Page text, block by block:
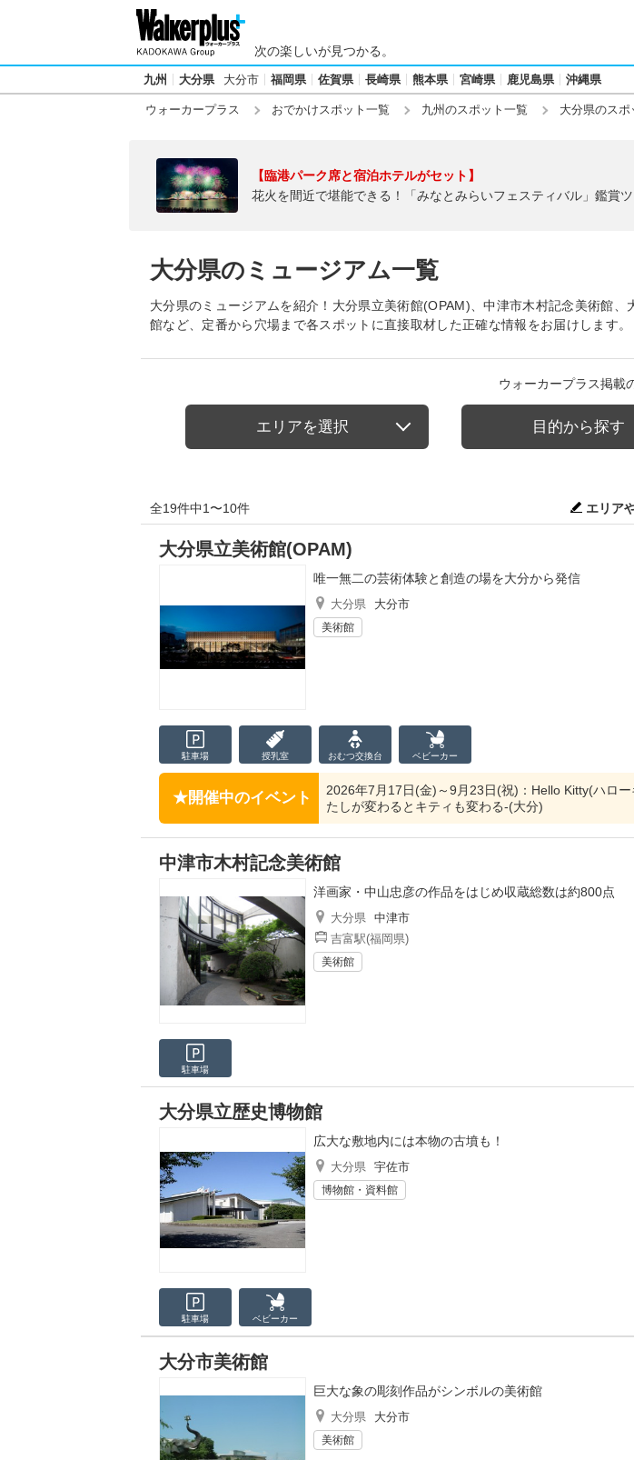
次の楽しいが見つかる。
九州 大分県 大分市 福岡県 佐賀県 長崎県 熊本県 宮崎県 鹿児島県 沖縄県
ウォーカープラス おでかけスポット一覧 九州のスポット一覧 大分県のスポ
【臨港パーク席と宿泊ホテルがセット】
花火を間近で堪能できる！「みなとみらいフェスティバル」鑑賞
大分県のミュージアム一覧
大分県のミュージアムを紹介！大分県立美術館(OPAM)、中津市木村記念美術館、
館など、定番から穴場まで各スポットに直接取材した正確な情報をお届けします。
ウォーカープラス掲載
エリアを選択 目的から探す
全19件中1〜10件 エリア
大分県立美術館(OPAM)
唯一無二の芸術体験と創造の場を大分から発信
大分県 大分市
美術館
駐車場 授乳室 おむつ交換台 ベビーカー
開催中のイベント
2026年7月17日(金)～9月23日(祝)：Hello Kitty(ハロ
たしが変わるとキティも変わる-(大分)
中津市木村記念美術館
洋画家・中山忠彦の作品をはじめ収蔵総数は約800点
大分県 中津市
吉富駅(福岡県)
美術館
駐車場
大分県立歴史博物館
広大な敷地内には本物の古墳も！
大分県 宇佐市
博物館・資料館
駐車場 ベビーカー
大分市美術館
巨大な象の彫刻作品がシンボルの美術館
大分県 大分市
美術館